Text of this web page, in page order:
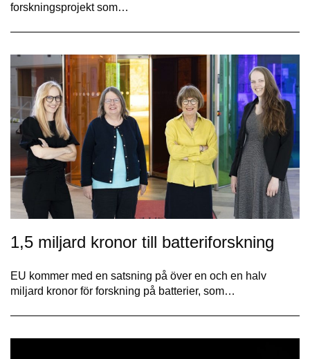
forskningsprojekt som…
1,5 miljard kronor till batteriforskning
EU kommer med en satsning på över en och en halv
miljard kronor för forskning på batterier, som…